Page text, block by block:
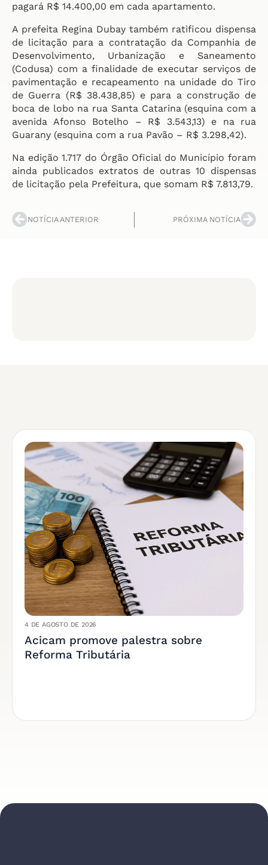
pagará R$ 14.400,00 em cada apartamento.
A prefeita Regina Dubay também ratificou dispensa
de licitação para a contratação da Companhia de
Desenvolvimento, Urbanização e Saneamento
(Codusa) com a finalidade de executar serviços de
pavimentação e recapeamento na unidade do Tiro
de Guerra (R$ 38.438,85) e para a construção de
boca de lobo na rua Santa Catarina (esquina com a
avenida Afonso Botelho – R$ 3.543,13) e na rua
Guarany (esquina com a rua Pavão – R$ 3.298,42).
Na edição 1.717 do Órgão Oficial do Município foram
ainda publicados extratos de outras 10 dispensas
de licitação pela Prefeitura, que somam R$ 7.813,79.
NOTÍCIA ANTERIOR PRÓXIMA NOTÍCIA
4 DE AGOSTO DE 2026
Acicam promove palestra sobre
Reforma Tributária